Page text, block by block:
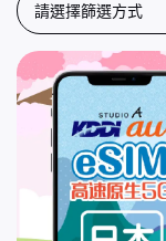
請選擇篩選方式